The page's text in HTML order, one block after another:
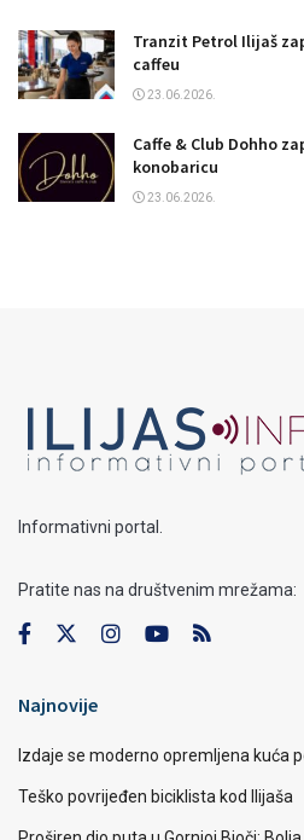
Tranzit Petrol Ilijaš
caffeu
23.06.2026.
Caffe & Club Dohho
konobaricu
23.06.2026.
Informativni portal.
Pratite nas na društvenim mrežama:
Najnovije
Izdaje se moderno opremljena kuća
Teško povrijeđen biciklista kod Ilijaša